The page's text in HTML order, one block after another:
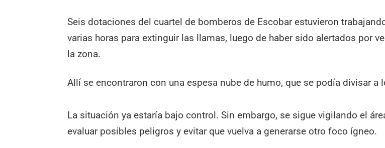
Seis dotaciones del cuartel de bomberos de Escobar estuvieron
varias horas para extinguir las llamas, luego de haber sido alertados por
la zona.
Allí se encontraron con una espesa nube de humo, que se podía divisar a
La situación ya estaría bajo control. Sin embargo, se sigue vigilando el
evaluar posibles peligros y evitar que vuelva a generarse otro foco ígneo.